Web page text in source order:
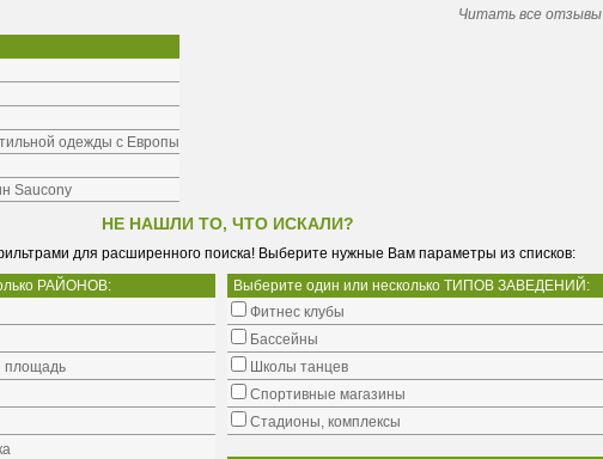
Читать все отзывы
одежды с Европы
Saucony
НЕ НАШЛИ ТО, ЧТО ИСКАЛИ?
для расширенного поиска! Выберите нужные Вам параметры из списков:
РАЙОНОВ:
площадь
Выберите один или несколько ТИПОВ ЗАВЕДЕНИЙ:
Фитнес клубы
Бассейны
Школы танцев
Cпортивные магазины
Стадионы, комплексы